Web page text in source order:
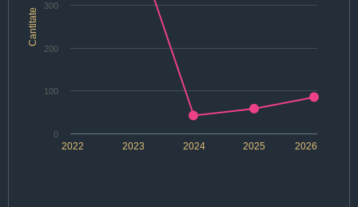
Cantitate
2022 2024 2026
2023 2025
0
100
200
300